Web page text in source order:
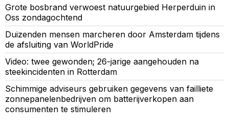
Grote bosbrand verwoest natuurgebied Herperduin in
Oss zondagochtend
Duizenden mensen marcheren door Amsterdam tijdens
de afsluiting van WorldPride
Video: twee gewonden; 26-jarige aangehouden na
steekincidenten in Rotterdam
Schimmige adviseurs gebruiken gegevens van failliete
zonnepanelenbedrijven om batterijverkopen aan
consumenten te stimuleren